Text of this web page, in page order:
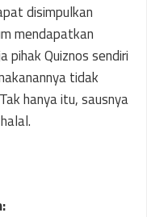
disimpulkan
mendapatkan
Quiznos sendiri
tidak
hanya itu, sausnya